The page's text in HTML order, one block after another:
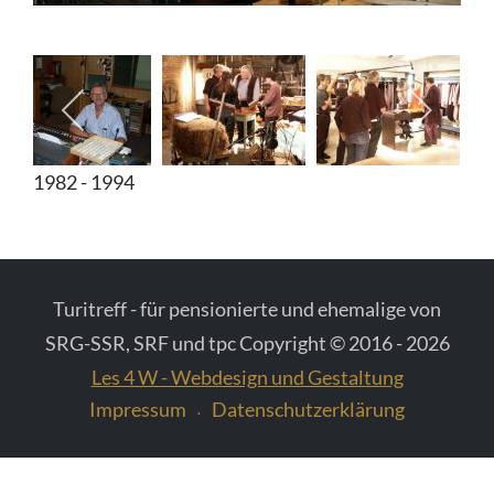
1982 - 1994
Turitreff - für pensionierte und ehemalige von
SRG-SSR, SRF und tpc Copyright © 2016 - 2026
Les 4 W - Webdesign und Gestaltung
Impressum
Datenschutzerklärung
Fotos vom Schweizer Fernsehen